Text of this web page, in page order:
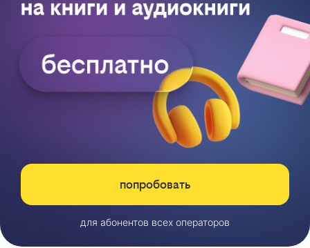
попробовать
для абонентов всех операторов